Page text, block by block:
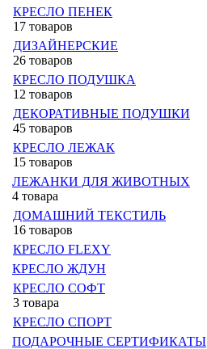
КРЕСЛО ПЕНЕК
17 товаров
ДИЗАЙНЕРСКИЕ
26 товаров
КРЕСЛО ПОДУШКА
12 товаров
ДЕКОРАТИВНЫЕ ПОДУШКИ
45 товаров
КРЕСЛО ЛЕЖАК
15 товаров
ЛЕЖАНКИ ДЛЯ ЖИВОТНЫХ
4 товара
ДОМАШНИЙ ТЕКСТИЛЬ
16 товаров
КРЕСЛО FLEXY
КРЕСЛО ЖДУН
КРЕСЛО СОФТ
3 товара
КРЕСЛО СПОРТ
ПОДАРОЧНЫЕ СЕРТИФИКАТЫ